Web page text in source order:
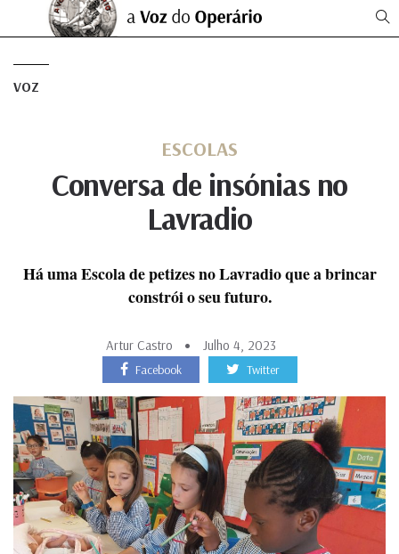
VOZ
ESCOLAS
Conversa de insónias no
Lavradio
Há uma Escola de petizes no Lavradio que a brincar
constrói o seu futuro.
Artur Castro Julho 4, 2023
Facebook Twitter